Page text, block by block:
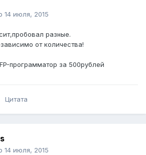
14 июля, 2015
разные.
от количества!
программатор за 500рублей
Цитата
14 июля, 2015